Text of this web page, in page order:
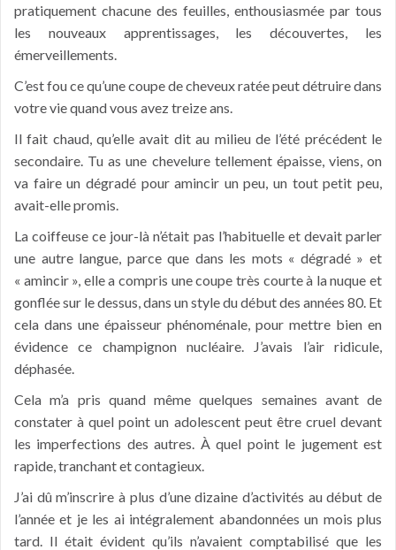
pratiquement chacune des feuilles, enthousiasmée par tous
les nouveaux apprentissages, les découvertes, les
émerveillements.
C’est fou ce qu’une coupe de cheveux ratée peut détruire dans
votre vie quand vous avez treize ans.
Il fait chaud, qu’elle avait dit au milieu de l’été précédent le
secondaire. Tu as une chevelure tellement épaisse, viens, on
va faire un dégradé pour amincir un peu, un tout petit peu,
avait-elle promis.
La coiffeuse ce jour-là n’était pas l’habituelle et devait parler
une autre langue, parce que dans les mots « dégradé » et
« amincir », elle a compris une coupe très courte à la nuque et
gonflée sur le dessus, dans un style du début des années 80. Et
cela dans une épaisseur phénoménale, pour mettre bien en
évidence ce champignon nucléaire. J’avais l’air ridicule,
déphasée.
Cela m’a pris quand même quelques semaines avant de
constater à quel point un adolescent peut être cruel devant
les imperfections des autres. À quel point le jugement est
rapide, tranchant et contagieux.
J’ai dû m’inscrire à plus d’une dizaine d’activités au début de
l’année et je les ai intégralement abandonnées un mois plus
tard. Il était évident qu’ils n’avaient comptabilisé que les